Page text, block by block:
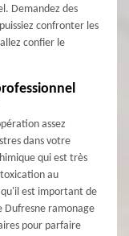
Demandez des
confronter les
confier le
assez
dans votre
qui est très
au
qu'il est important de
Dufresne ramonage
pour parfaire